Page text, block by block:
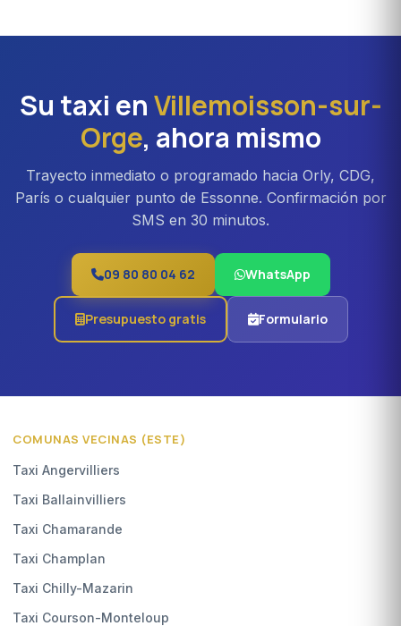
sur-Orge. Ideal para familias, equipos profesionales o
Su taxi enVillemoisson-sur-
Orge, ahora mismo
Trayecto inmediato o programado hacia Orly, CDG,
París o cualquier punto de Essonne. Confirmación por
SMS en 30 minutos.
09 80 80 04 62 WhatsApp
Presupuesto gratis Formulario
COMUNAS VECINAS (ESTE)
Taxi Angervilliers
Taxi Ballainvilliers
Taxi Chamarande
Taxi Champlan
Taxi Chilly-Mazarin
Taxi Courson-Monteloup